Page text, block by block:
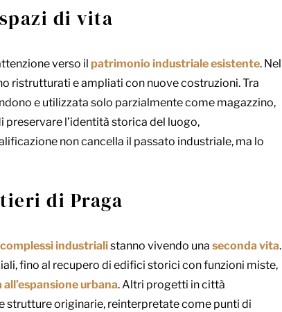
di vita
verso il patrimonio industriale esistente. Nel
ristrutturati e ampliati con nuove costruzioni. Tra
e utilizzata solo parzialmente come magazzino,
l’identità storica del luogo,
non cancella il passato industriale, ma lo
di Praga
industrialistanno vivendo una seconda vita.
fino al recupero di edifici storici con funzioni miste,
urbana. Altri progetti in città
strutture originarie, reinterpretate come punti di